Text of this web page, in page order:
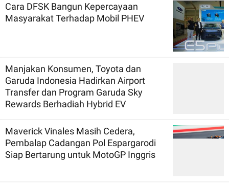
Cara DFSK Bangun Kepercayaan
Masyarakat Terhadap Mobil PHEV
Manjakan Konsumen, Toyota dan
Garuda Indonesia Hadirkan Airport
Transfer dan Program Garuda Sky
Rewards Berhadiah Hybrid EV
Maverick Vinales Masih Cedera,
Pembalap Cadangan Pol Espargarodi
Siap Bertarung untuk MotoGP Inggris